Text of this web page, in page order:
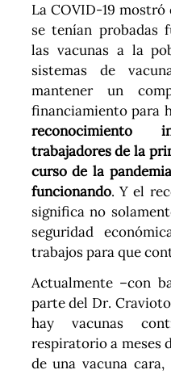
La COVID-19
se tenían probadas
las vacunas a la
sistemas de
mantener un
financiamiento para
trabajadores de la
curso de la
funcionando. Y el
significa no
seguridad
trabajos para que
Actualmente –con
parte del Dr.
hay vacunas
respiratorio a meses
de una vacuna